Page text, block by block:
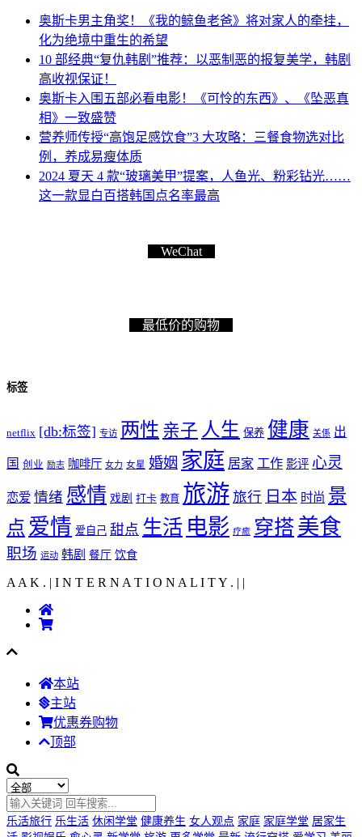
奥斯卡男主角奖！《我的鲸鱼老爸》将对家人的牵挂，
化为绝境中重生的希望
10 部经典“复仇韩剧”推荐：以恶制恶的报复美学，韩剧
高收视保证！
奥斯卡入围五部必看电影！《可怜的东西》、《坠恶真
相》一致盛赞
营养师传授“高饱足感饮食”3 大攻略：三餐食物选对比
例，养成易瘦体质
2024 夏天 4 款“玻璃美甲”提案，人鱼光、粉彩钻光……
这一款显白百搭韩国点名率最高
WeChat
最低价的购物
标签
netflix [db:标签] 专访 两性 亲子 人生 保养 健康 关係 出
国 创业 励志 咖啡厅 女力 女星 婚姻 家庭 居家 工作 影评 心灵
恋爱 情绪 感情 戏剧 打卡 教育 旅游 旅行 日本 时尚 景
点 爱情 爱自己 甜点 生活 电影 疗癒 穿搭美食
职场 运动 韩剧 餐厅 饮食
A A K . | I N T E R N A T I O N A L I T Y . | |
本站
主站
优惠券购物
顶部
乐活旅行 乐生活 休闲学堂 健康养生 女人观点 家庭 家庭学堂 居家生